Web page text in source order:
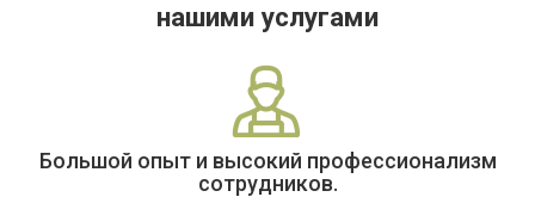
нашими услугами
Большой опыт и высокий профессионализм
сотрудников.